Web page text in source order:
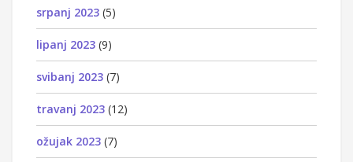
srpanj 2023 (5)
lipanj 2023 (9)
svibanj 2023 (7)
travanj 2023 (12)
ožujak 2023 (7)